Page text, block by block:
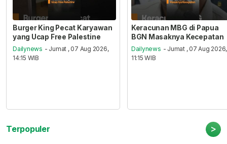
Burger King Pecat Karyawan
yang Ucap Free Palestine
Dailynews - Jumat , 07 Aug 2026,
14:15 WIB
Keracunan MBG di Papua
BGN Masaknya Kecepatan
Dailynews - Jumat , 07 Aug 2026,
11:15 WIB
Terpopuler >